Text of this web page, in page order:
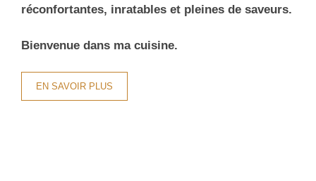
réconfortantes, inratables et pleines de saveurs.
Bienvenue dans ma cuisine.
EN SAVOIR PLUS